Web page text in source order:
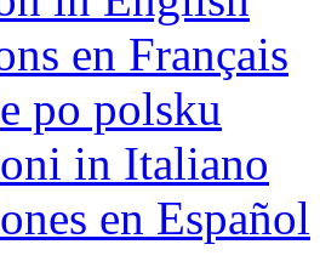
en Français
po polsku
in Italiano
en Español